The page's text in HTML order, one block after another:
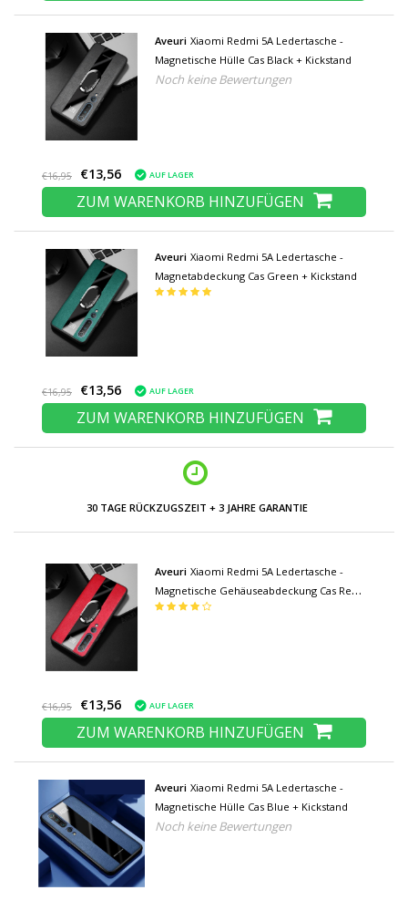
Aveuri Xiaomi Redmi 5A Ledertasche -
Magnetische Hülle Cas Black + Kickstand
Noch keine Bewertungen
€16,95 €13,56 AUF LAGER
ZUM WARENKORB HINZUFÜGEN
Aveuri Xiaomi Redmi 5A Ledertasche -
Magnetabdeckung Cas Green + Kickstand
€16,95 €13,56 AUF LAGER
ZUM WARENKORB HINZUFÜGEN
NIEDRIGE PREISE UND GROSSE AUSWAHL
Aveuri Xiaomi Redmi 5A Ledertasche -
Magnetische Gehäuseabdeckung Cas Red
+ Kickstand
€16,95 €13,56 AUF LAGER
ZUM WARENKORB HINZUFÜGEN
Aveuri Xiaomi Redmi 5A Ledertasche -
Magnetische Hülle Cas Blue + Kickstand
Noch keine Bewertungen